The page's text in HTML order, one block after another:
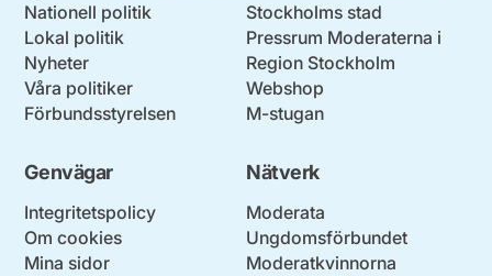
Nationell politik
Lokal politik
Nyheter
Våra politiker
Förbundsstyrelsen
Stockholms stad
Pressrum Moderaterna i
Region Stockholm
Webshop
M-stugan
Genvägar
Integritetspolicy
Om cookies
Mina sidor
Nätverk
Moderata
Ungdomsförbundet
Moderatkvinnorna